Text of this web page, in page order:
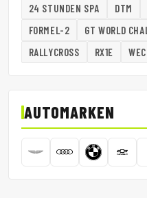
24 STUNDEN SPA DTM
FORMEL-2
GT WORLD
RALLYCROSS
RX1E WEC
AUTOMARKEN